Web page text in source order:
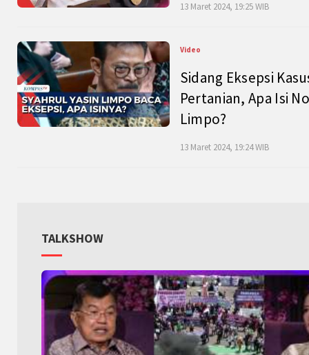
13 Maret 2024, 19:25 WIB
Video
Sidang Eksepsi
Pertanian, Apa Isi
Limpo?
13 Maret 2024, 19:24 WIB
TALKSHOW